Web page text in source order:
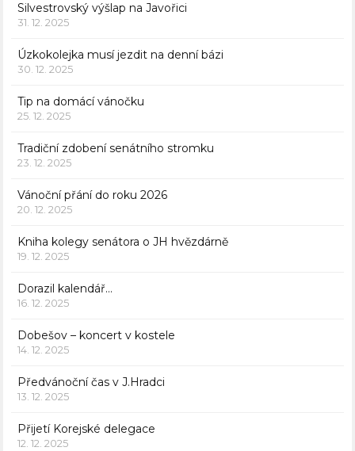
Silvestrovský výšlap na Javořici
31. 12. 2025
Úzkokolejka musí jezdit na denní bázi
30. 12. 2025
Tip na domácí vánočku
25. 12. 2025
Tradiční zdobení senátního stromku
23. 12. 2025
Vánoční přání do roku 2026
20. 12. 2025
Kniha kolegy senátora o JH hvězdárně
19. 12. 2025
Dorazil kalendář…
16. 12. 2025
Dobešov – koncert v kostele
14. 12. 2025
Předvánoční čas v J.Hradci
13. 12. 2025
Přijetí Korejské delegace
12. 12. 2025